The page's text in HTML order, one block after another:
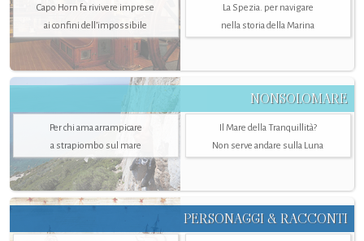
Capo Horn fa rivivere imprese
ai confini dell’impossibile
La Spezia. per navigare
nella storia della Marina
NONSOLOMARE
Per chi ama arrampicare
a strapiombo sul mare
Il Mare della Tranquillità?
Non serve andare sulla Luna
PERSONAGGI & RACCONTI